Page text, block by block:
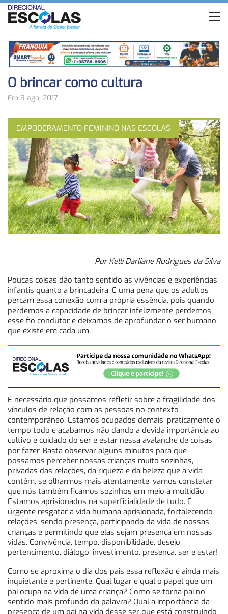
O brincar como cultura
Em 9 ago, 2017
EMPODERAMENTO FEMININO NAS ESCOLAS
Por Kelli Darliane Rodrigues da Silva
Poucas coisas dão tanto sentido as vivências e experiências
infantis quanto a brincadeira. É uma pena que os adultos
percam essa conexão com a própria essência, pois quando
perdemos a capacidade de brincar infelizmente perdemos
esse fio condutor e deixamos de aprofundar o ser humano
que existe em cada um.
É necessário que possamos refletir sobre a fragilidade dos
vínculos de relação com as pessoas no contexto
contemporâneo. Estamos ocupados demais, praticamente o
tempo todo e acabamos não dando a devida importância ao
cultivo e cuidado do ser e estar nessa avalanche de coisas
por fazer. Basta observar alguns minutos para que
possamos perceber nossas crianças muito sozinhas,
privadas das relações, da riqueza e da beleza que a vida
contém, se olharmos mais atentamente, vamos constatar
que nós também ficamos sozinhos em meio à multidão.
Estamos aprisionados na superficialidade de tudo. É
urgente resgatar a vida humana aprisionada, fortalecendo
relações, sendo presença, participando da vida de nossas
crianças e permitindo que elas sejam presença em nossas
vidas. Convivência, tempo, disponibilidade, desejo,
pertencimento, diálogo, investimento, presença, ser e estar!
Como se aproxima o dia dos pais essa reflexão é ainda mais
inquietante e pertinente. Qual lugar e qual o papel que um
pai ocupa na vida de uma criança? Como se torna pai no
sentido mais profundo da palavra? Qual a importância da